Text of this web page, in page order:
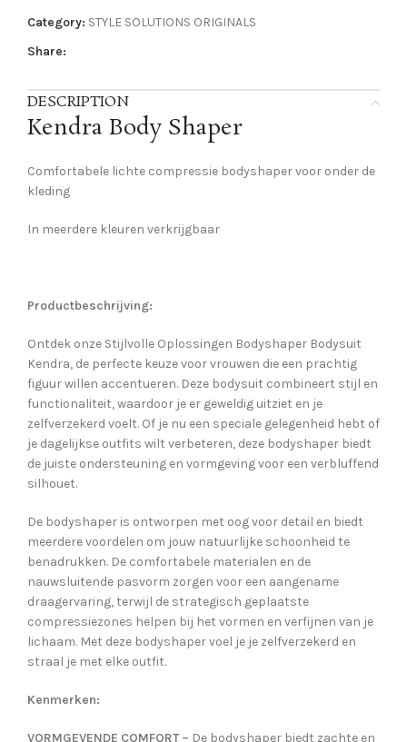
Category: STYLE SOLUTIONS ORIGINALS
Share:
DESCRIPTION
Kendra Body Shaper
Comfortabele lichte compressie bodyshaper voor onder de
kleding
In meerdere kleuren verkrijgbaar
Productbeschrijving:
Ontdek onze Stijlvolle Oplossingen Bodyshaper Bodysuit
Kendra, de perfecte keuze voor vrouwen die een prachtig
figuur willen accentueren. Deze bodysuit combineert stijl en
functionaliteit, waardoor je er geweldig uitziet en je
zelfverzekerd voelt. Of je nu een speciale gelegenheid hebt of
je dagelijkse outfits wilt verbeteren, deze bodyshaper biedt
de juiste ondersteuning en vormgeving voor een verbluffend
silhouet.
De bodyshaper is ontworpen met oog voor detail en biedt
meerdere voordelen om jouw natuurlijke schoonheid te
benadrukken. De comfortabele materialen en de
nauwsluitende pasvorm zorgen voor een aangename
draagervaring, terwijl de strategisch geplaatste
compressiezones helpen bij het vormen en verfijnen van je
lichaam. Met deze bodyshaper voel je je zelfverzekerd en
straal je met elke outfit.
Kenmerken:
VORMGEVENDE COMFORT – De bodyshaper biedt zachte en